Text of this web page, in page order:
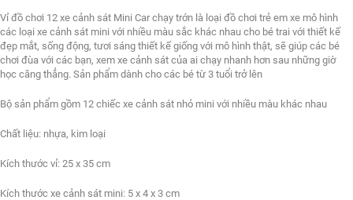
Vỉ đồ chơi 12 xe cảnh sát Mini Car chạy trớn là loại đồ chơi trẻ em xe mô hình
các loại xe cảnh sát mini với nhiều màu sắc khác nhau cho bé trai với thiết kế
đẹp mắt, sống động, tươi sáng thiết kế giống với mô hình thật, sẽ giúp các bé
chơi đùa với các bạn, xem xe cảnh sát của ai chạy nhanh hơn sau những giờ
học căng thẳng. Sản phẩm dành cho các bé từ 3 tuổi trở lên
Bộ sản phẩm gồm 12 chiếc xe cảnh sát nhỏ mini với nhiều màu khác nhau
Chất liệu: nhựa, kim loại
Kích thước vỉ: 25 x 35 cm
Kích thước xe cảnh sát mini: 5 x 4 x 3 cm